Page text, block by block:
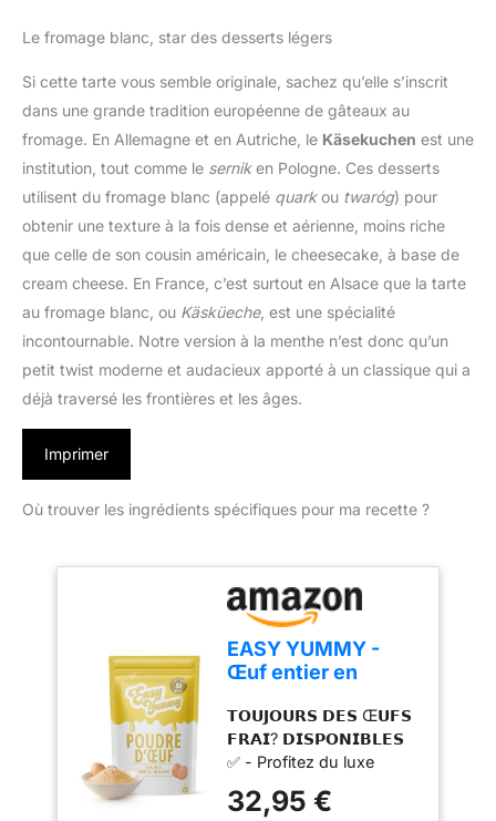
Le fromage blanc, star des desserts légers
Si cette tarte vous semble originale, sachez qu’elle s’inscrit
dans une grande tradition européenne de gâteaux au
fromage. En Allemagne et en Autriche, le Käsekuchen est une
institution, tout comme le serniken Pologne. Ces desserts
utilisent du fromage blanc (appelé quarkou twaróg) pour
obtenir une texture à la fois dense et aérienne, moins riche
que celle de son cousin américain, le cheesecake, à base de
cream cheese. En France, c’est surtout en Alsace que la tarte
au fromage blanc, ou Käsküeche, est une spécialité
incontournable. Notre version à la menthe n’est donc qu’un
petit twist moderne et audacieux apporté à un classique qui a
déjà traversé les frontières et les âges.
Imprimer
Où trouver les ingrédients spécifiques pour ma recette ?
EASY YUMMY -
Œuf entier en
cuisine (1kg), 100%
d'œuf en poudre
𝗧𝗢𝗨𝗝𝗢𝗨𝗥𝗦 𝗗𝗘𝗦 Œ𝗨𝗙𝗦
𝗙𝗥𝗔𝗜? 𝗗𝗜𝗦𝗣𝗢𝗡𝗜𝗕𝗟𝗘𝗦
✅ - Profitez du luxe
œufs frais à portée de
32,95 €